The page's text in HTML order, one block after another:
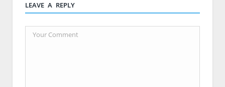
LEAVE A REPLY